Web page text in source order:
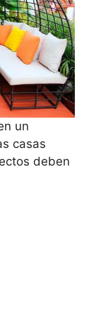
un
casas
deben